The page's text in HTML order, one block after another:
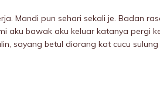
Mandi pun sehari sekali je. Badan
aku bawak aku keluar katanya pergi
sayang betul diorang kat cucu